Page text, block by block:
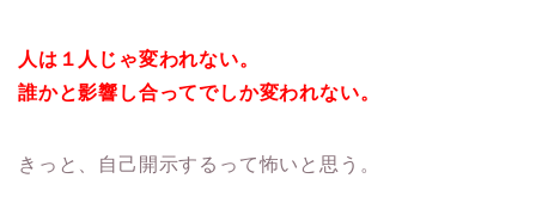
人は１人じゃ変われない。
誰かと影響し合ってでしか変われない。
きっと、自己開示するって怖いと思う。